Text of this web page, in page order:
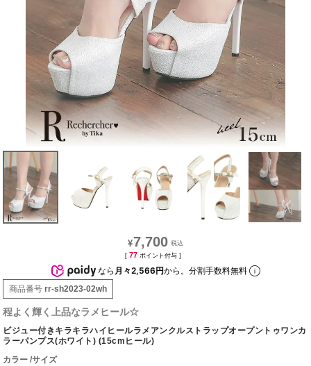
¥7,700
[ 77 ポイント付与 ]
なら 月々2,566円から。分割手数料無料
商品番号 rr-sh2023-02wh
程よく輝く上品なラメヒール☆
ビジュー付きキラキラハイヒールラメアンクルストラップオープントゥワンカ
ラーパンプス(ホワイト) (15cmヒール)
カラー サイズ